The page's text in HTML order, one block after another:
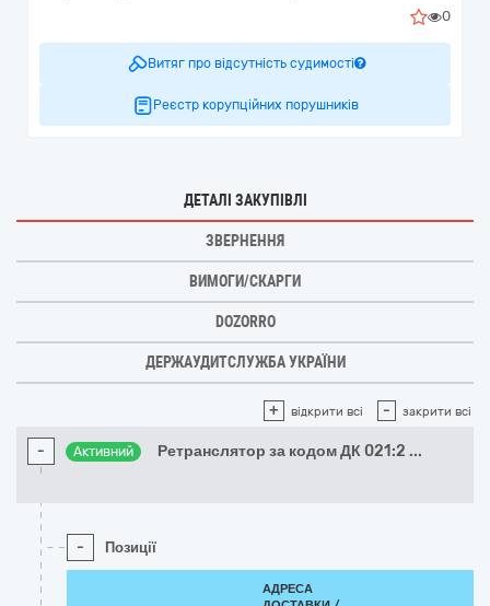
0
Витяг про відсутність судимості
Реєстр корупційних порушників
ДЕТАЛІ ЗАКУПІВЛІ
ЗВЕРНЕННЯ
ВИМОГИ/СКАРГИ
DOZORRO
ДЕРЖАУДИТСЛУЖБА УКРАЇНИ
+ відкрити всі - закрити всі
- Активний Ретранслятор за кодом ДК 021:2 ...
- Позиції
АДРЕСА